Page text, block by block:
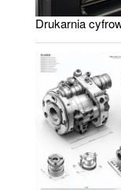
Drukarnia